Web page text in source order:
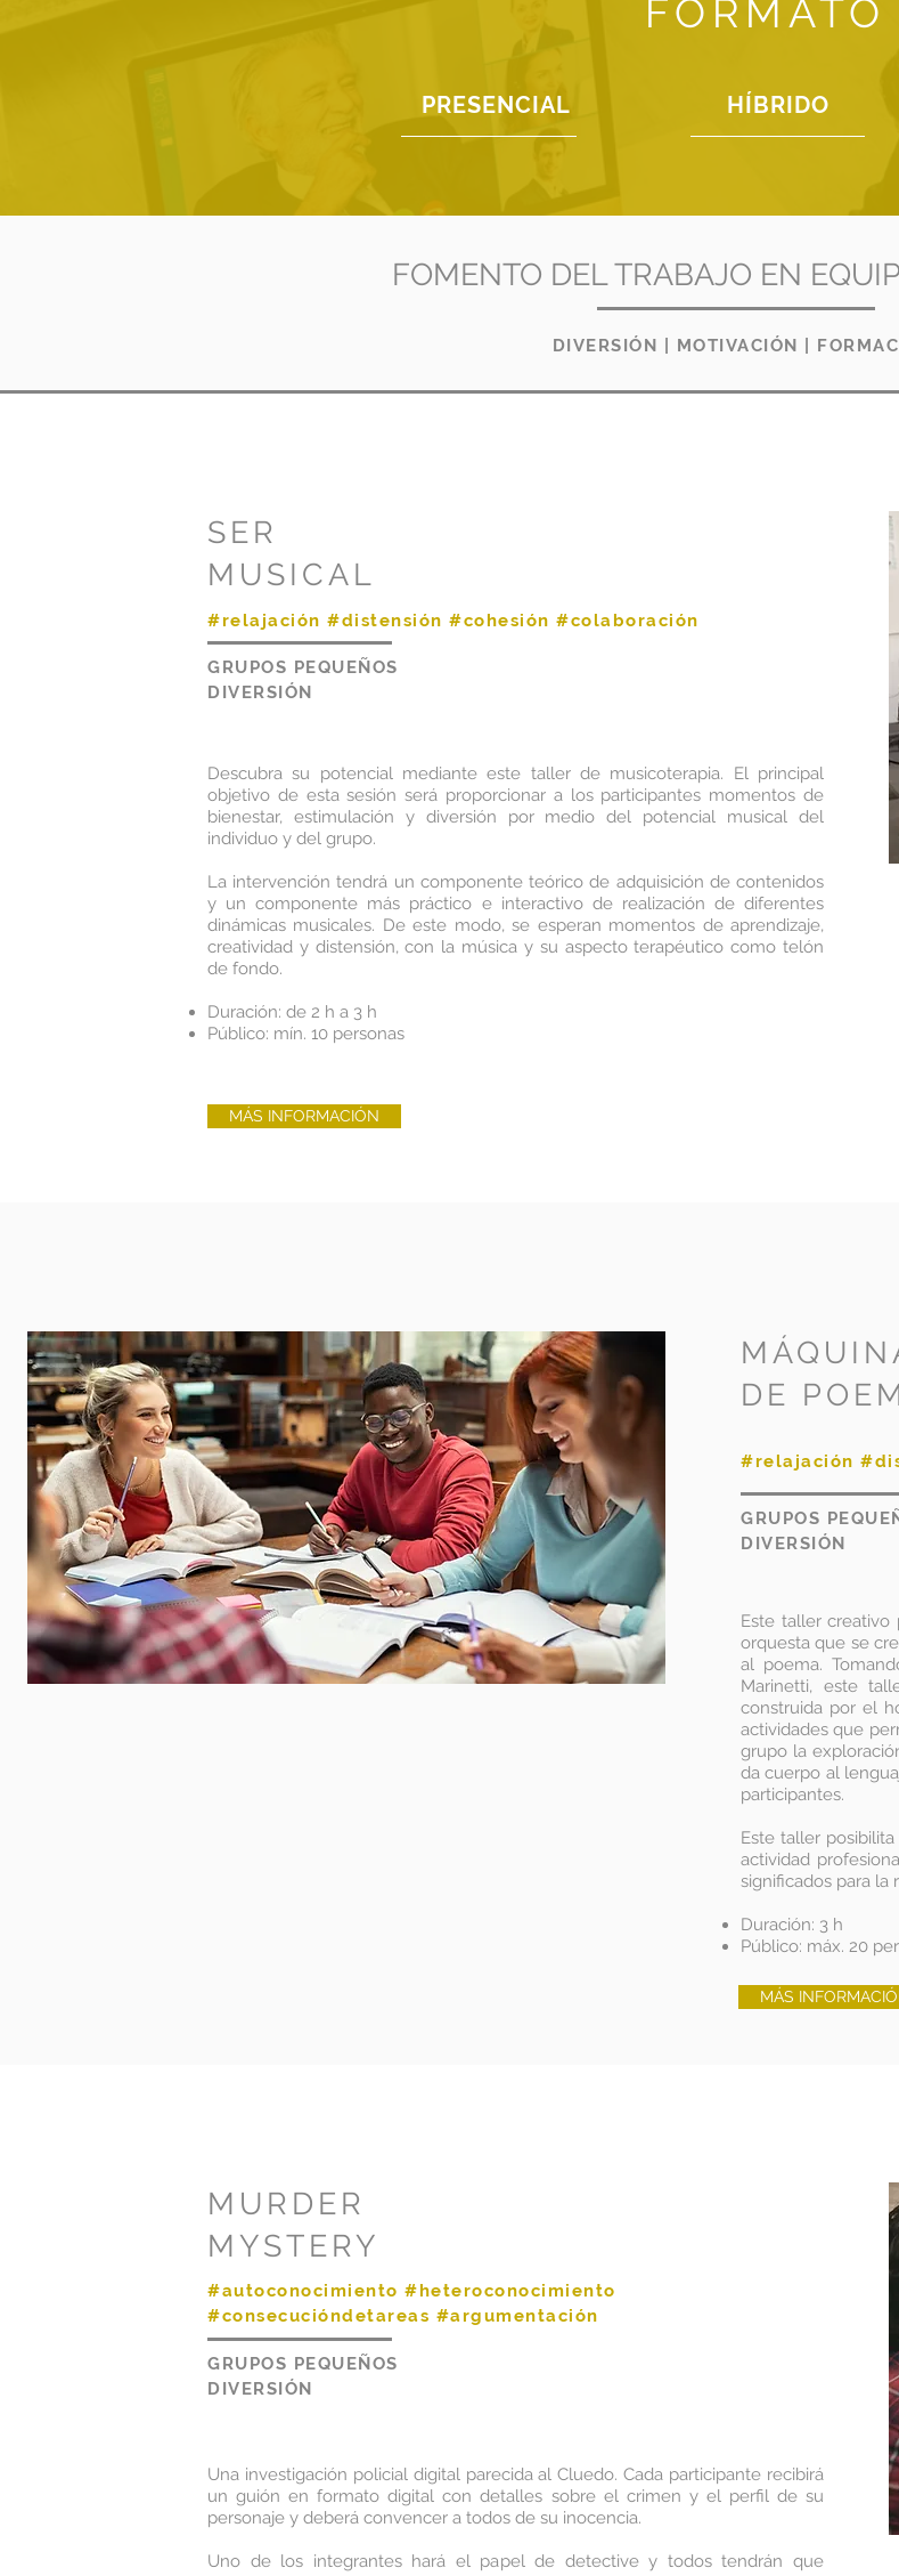
FORMATO
PRESENCIAL HÍBRIDO
FOMENTO DEL TRABAJO EN
DIVERSIÓN MOTIVACIÓN
Descubra su potencial mediante este taller de musicoterapia. El principal
objetivo de esta sesión será proporcionar a los participantes momentos de
bienestar, estimulación y diversión por medio del potencial musical del
individuo y del grupo.
La intervención tendrá un componente teórico de adquisición de contenidos
y un componente más práctico e interactivo de realización de diferentes
dinámicas musicales. De este modo, se esperan momentos de aprendizaje,
creatividad y distensión, con la música y su aspecto terapéutico como telón
de fondo.
Duración: de 2 h a 3 h
Público: mín. 10 personas
SER
MUSICAL
GRUPOS PEQUEÑOS
DIVERSIÓN
#relajación #distensión #cohesión #colaboración
MÁS INFORMACIÓN
DE
#relajación
GRUPOS
DIVERSIÓN
Este taller
orquesta que se
al poema.
Marinetti, este
construida por el
actividades que
grupo la
da cuerpo al
participantes.
Este taller
actividad
significados para la
Duración: 3 h
Público: máx. 20
MÁS
Una investigación policial digital parecida al Cluedo. Cada participante recibirá
un guión en formato digital con detalles sobre el crimen y el perfil de su
personaje y deberá convencer a todos de su inocencia.
Uno de los integrantes hará el papel de detective y todos tendrán que
MURDER
MYSTERY
GRUPOS PEQUEÑOS
DIVERSIÓN
#autoconocimiento #heteroconocimiento
#consecucióndetareas #argumentación